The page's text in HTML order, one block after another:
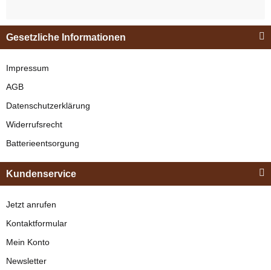
Beige
Klebebeschlag
Gesetzliche Informationen
Impressum
AGB
Datenschutzerklärung
Widerrufsrecht
Batterieentsorgung
Kundenservice
Jetzt anrufen
Kontaktformular
Mein Konto
Newsletter